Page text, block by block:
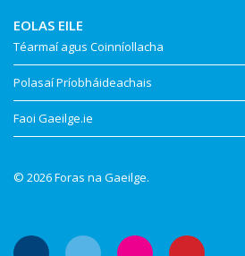
EOLAS EILE
Téarmaí agus Coinníollacha
Polasaí Príobháideachais
Faoi Gaeilge.ie
© 2026 Foras na Gaeilge.